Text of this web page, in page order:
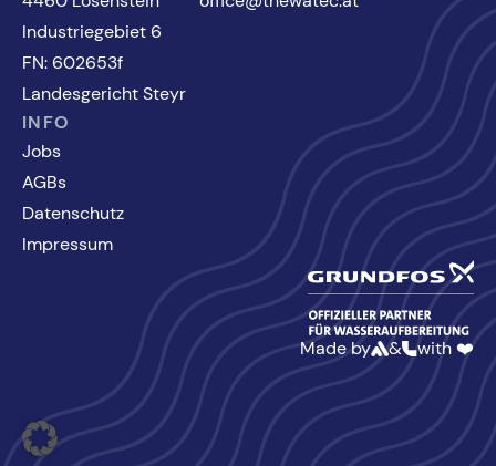
Industriegebiet 6
FN: 602653f
Landesgericht Steyr
INFO
Jobs
AGBs
Datenschutz
Impressum
Made by & with ❤️